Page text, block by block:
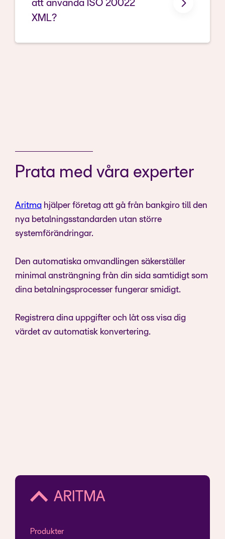
att använda ISO 20022
XML?
Prata med våra experter
Aritma hjälper företag att gå från bankgiro till den
nya betalningsstandarden utan större
systemförändringar.
Den automatiska omvandlingen säkerställer
minimal ansträngning från din sida samtidigt som
dina betalningsprocesser fungerar smidigt.
Registrera dina uppgifter och låt oss visa dig
värdet av automatisk konvertering.
Produkter